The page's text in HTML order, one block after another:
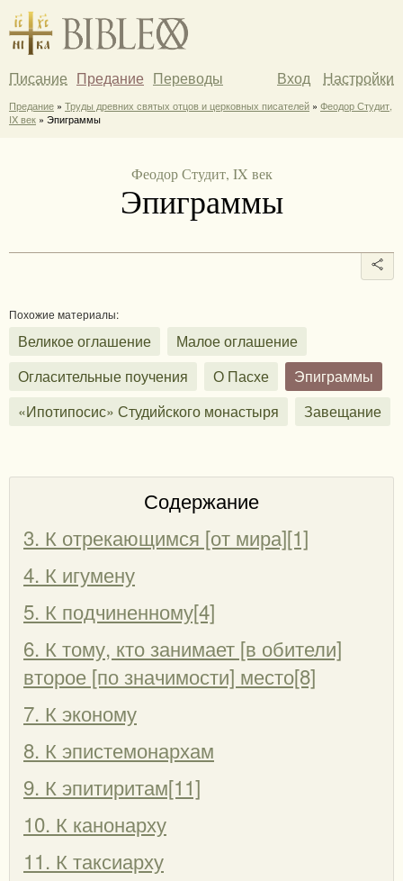
Писание Предание Переводы Вход Настройки
Предание » Труды древних святых отцов и церковных писателей » Феодор Студит,
IX век » Эпиграммы
Феодор Студит, IX век
Эпиграммы
Похожие материалы:
Великое оглашение
Малое оглашение
Огласительные поучения
О Пасхе
Эпиграммы
«Ипотипосис» Студийского монастыря
Завещание
Содержание
3. К отрекающимся [от мира][1]
4. К игумену
5. К подчиненному[4]
6. К тому, кто занимает [в обители]
второе [по значимости] место[8]
7. К эконому
8. К эпистемонархам
9. К эпитиритам[11]
10. К канонарху
11. К таксиарху